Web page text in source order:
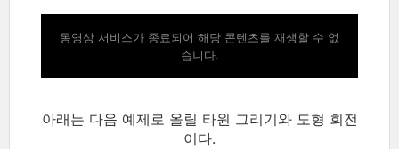
동영상 서비스가 종료되어 해당 콘텐츠를 재생할 수 없
습니다.
아래는 다음 예제로 올릴 타원 그리기와 도형 회전
이다.